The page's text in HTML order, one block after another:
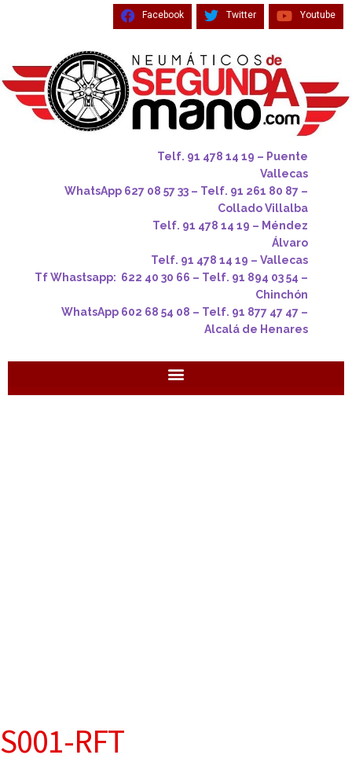
Facebook Twitter Youtube
Telf. 91 478 14 19 – Puente
Vallecas
WhatsApp 627 08 57 33 – Telf. 91 261 80 87 –
Collado Villalba
Telf. 91 478 14 19 – Méndez
Álvaro
Telf. 91 478 14 19 – Vallecas
Tf Whastsapp: 622 40 30 66 – Telf. 91 894 03 54 –
Chinchón
WhatsApp 602 68 54 08 – Telf. 91 877 47 47 –
Alcalá de Henares
S001-RFT